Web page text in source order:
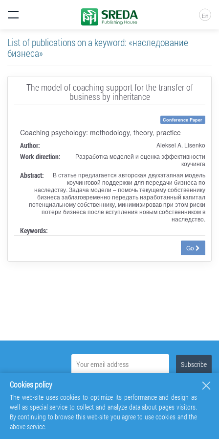
En
List of publications on a keyword: «наследование
бизнеса»
The model of coaching support for the transfer of
business by inheritance
Conference Paper
Coaching psychology: methodology, theory, practice
Author: Aleksei A. Lisenko
Work direction:
Разработка моделей и оценка эффективности
коучинга
Abstract:
В статье предлагается авторская двухэтапная модель
коучинговой поддержки для передачи бизнеса по
наследству. Задача модели – помочь текущему собственнику
бизнеса заблаговременно передать наработанный капитал
потенциальному собственнику, минимизировав при этом риски
потери бизнеса после вступления новым собственником в
наследство.
Keywords:
Go
Cookies policy
The web-site uses cookies to optimize its performance and design as
well as special service to collect and analyze data about pages visitors.
By continuing to browse this web-site you agree to use cookies and the
above service.